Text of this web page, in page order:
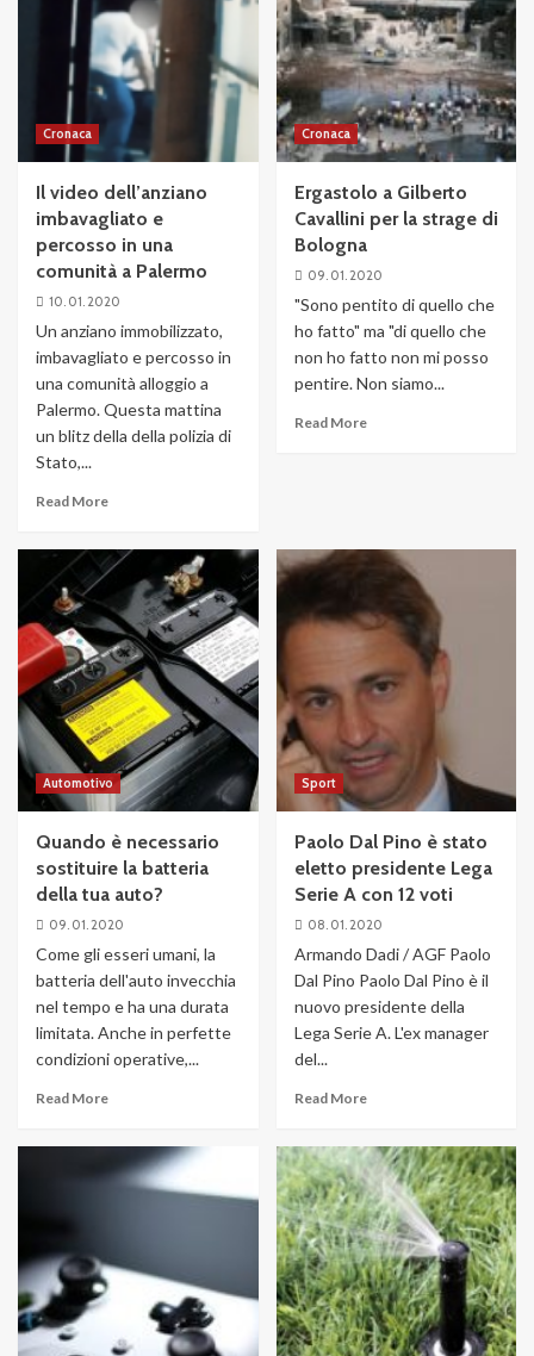
Cronaca
Il video dell’anziano
imbavagliato e
percosso in una
comunità a Palermo
10. 01. 2020
Un anziano immobilizzato,
imbavagliato e percosso in
una comunità alloggio a
Palermo. Questa mattina
un blitz della della polizia di
Stato,...
Read More
Cronaca
Ergastolo a Gilberto
Cavallini per la strage di
Bologna
09. 01. 2020
"Sono pentito di quello che
ho fatto" ma "di quello che
non ho fatto non mi posso
pentire. Non siamo...
Read More
Automotivo
Quando è necessario
sostituire la batteria
della tua auto?
09. 01. 2020
Come gli esseri umani, la
batteria dell'auto invecchia
nel tempo e ha una durata
limitata. Anche in perfette
condizioni operative,...
Read More
Sport
Paolo Dal Pino è stato
eletto presidente Lega
Serie A con 12 voti
08. 01. 2020
Armando Dadi / AGF Paolo
Dal Pino Paolo Dal Pino è il
nuovo presidente della
Lega Serie A. L'ex manager
del...
Read More